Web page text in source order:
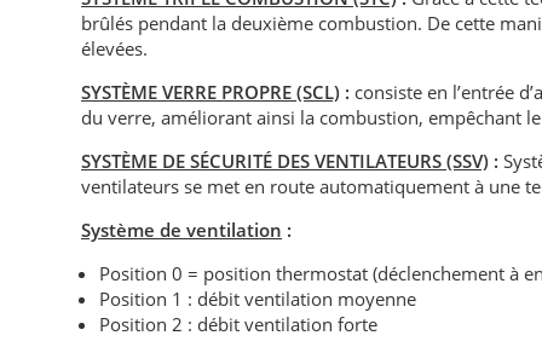
brûlés pendant la deuxième combustion. De cette
élevées.
SYSTÈME VERRE PROPRE (SCL) : consiste en l’entrée
du verre, améliorant ainsi la combustion, empêchant
SYSTÈME DE SÉCURITÉ DES VENTILATEURS (SSV) :
ventilateurs se met en route automatiquement à une
Système de ventilation :
Position 0 = position thermostat (déclenchement à
Position 1 : débit ventilation moyenne
Position 2 : débit ventilation forte